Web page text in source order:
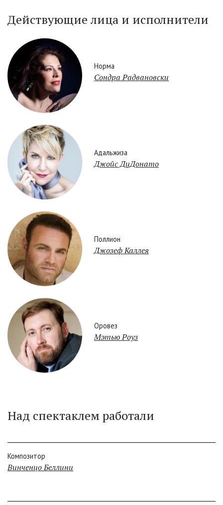
Действующие лица и исполнители
Норма
Сондра Радвановски
Адальжиза
Джойс ДиДонато
Поллион
Джозеф Каллея
Оровез
Мэтью Роуз
Над спектаклем работали
Композитор
Винченцо Беллини